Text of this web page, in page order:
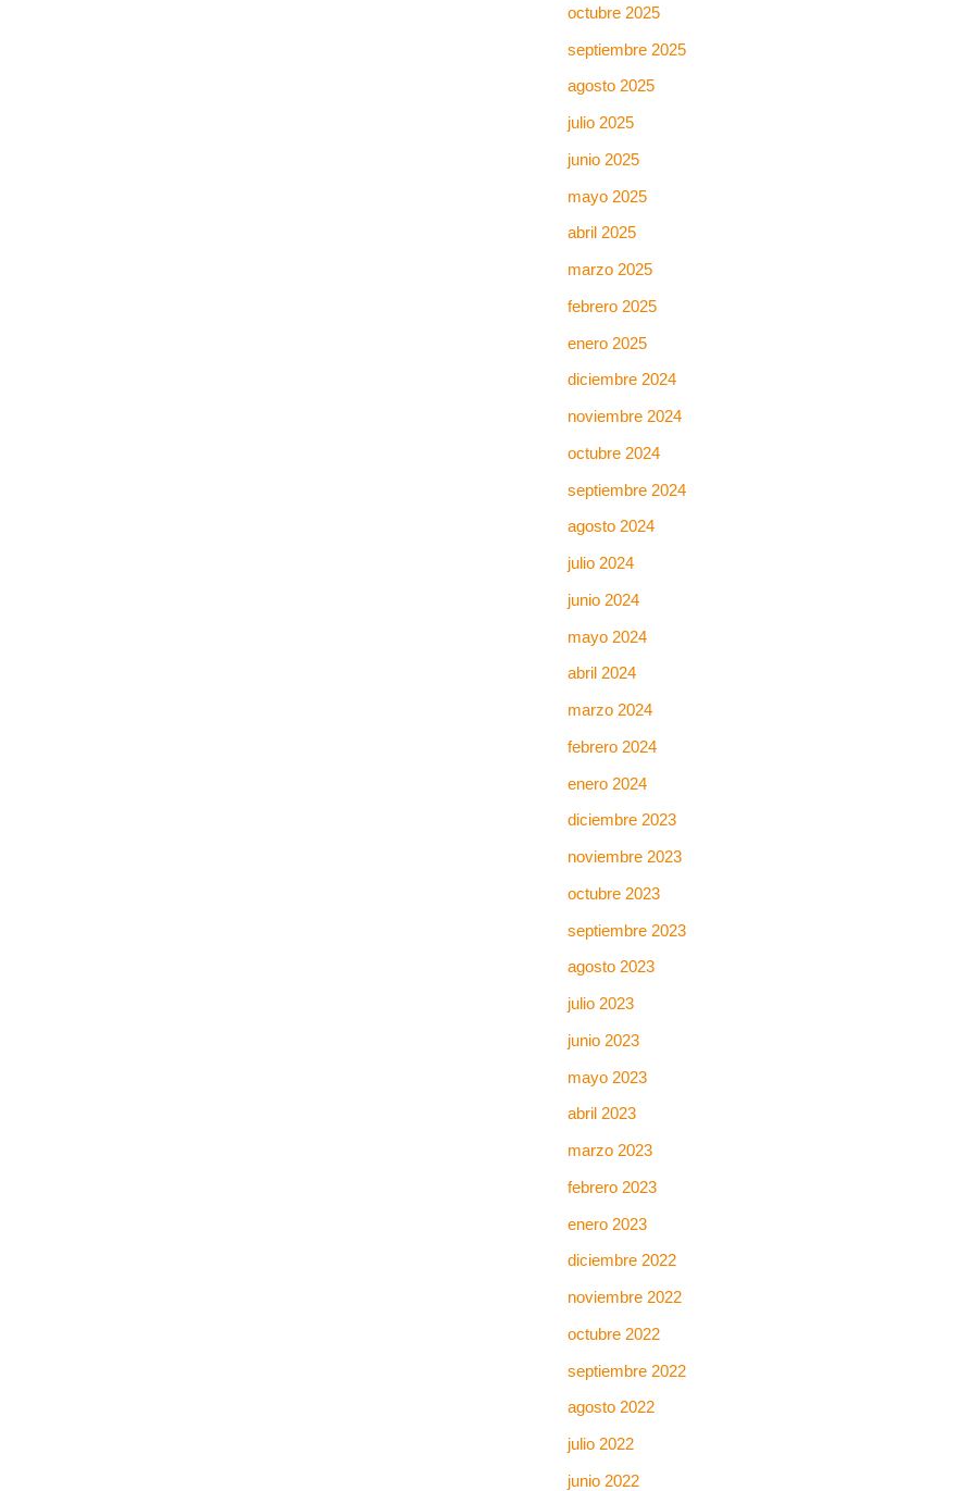
octubre 2025
septiembre 2025
agosto 2025
julio 2025
junio 2025
mayo 2025
abril 2025
marzo 2025
febrero 2025
enero 2025
diciembre 2024
noviembre 2024
octubre 2024
septiembre 2024
agosto 2024
julio 2024
junio 2024
mayo 2024
abril 2024
marzo 2024
febrero 2024
enero 2024
diciembre 2023
noviembre 2023
octubre 2023
septiembre 2023
agosto 2023
julio 2023
junio 2023
mayo 2023
abril 2023
marzo 2023
febrero 2023
enero 2023
diciembre 2022
noviembre 2022
octubre 2022
septiembre 2022
agosto 2022
julio 2022
junio 2022